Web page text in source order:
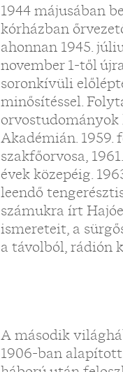
1944 májusában
kórházban
ahonnan 1945.
november 1-től
soronkívüli
minősítéssel.
Akadémián.
szakfőorvosa,
évek közepéig.
leendő
számukra írt
ismereteit, a
a távolból, rádión
A második
1906-ban